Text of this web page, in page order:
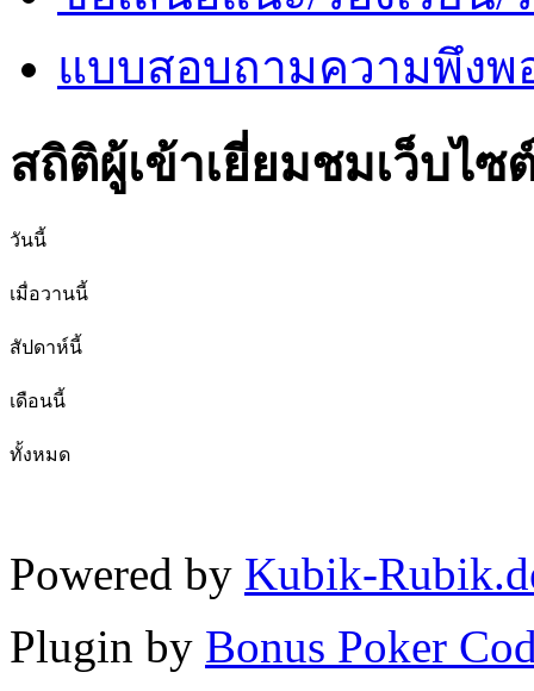
แบบสอบถามความพึงพ
สถิติผู้เข้าเยี่ยมชมเว็บไซ
วันนี้
เมื่อวานนี้
สัปดาห์นี้
เดือนนี้
ทั้งหมด
Powered by Kubik-
Plugin by Bonus Poker